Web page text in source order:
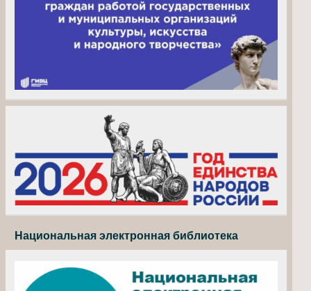
Национальная электронная библиотека